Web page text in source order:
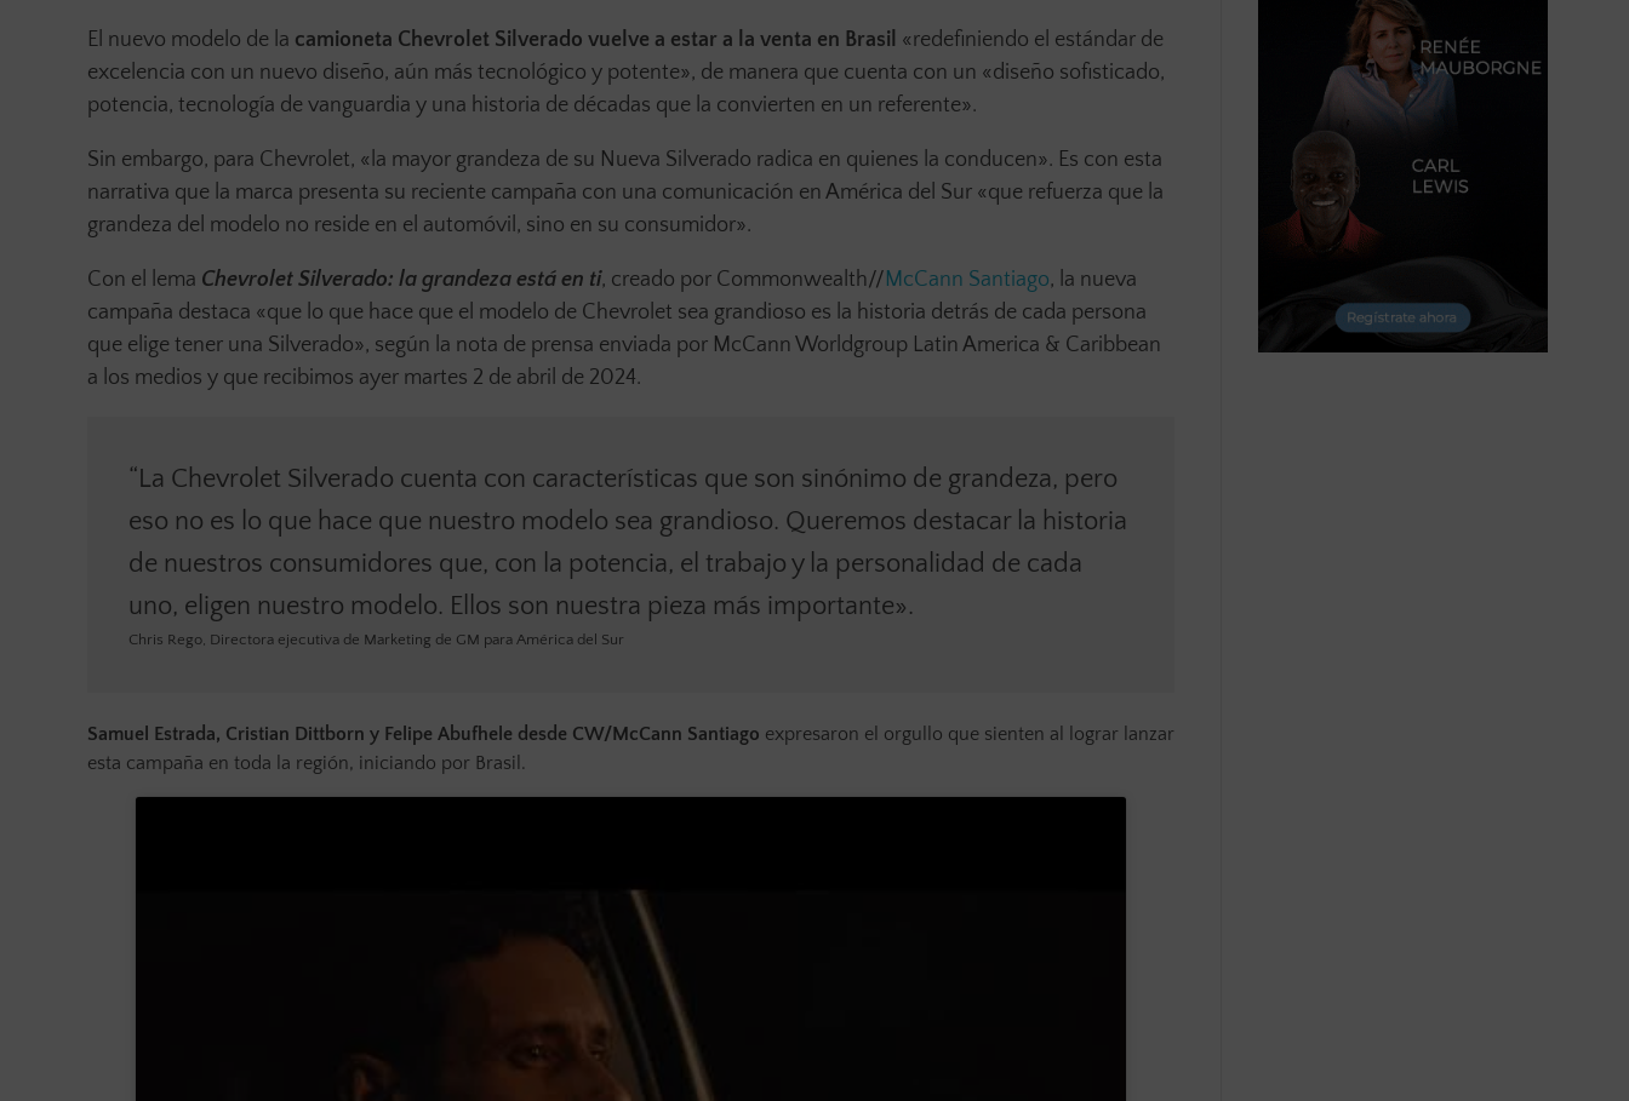
El nuevo modelo de la camioneta Chevrolet Silverado vuelve a estar a la venta en Brasil «redefiniendo el estándar de
excelencia con un nuevo diseño, aún más tecnológico y potente», de manera que cuenta con un «diseño sofisticado,
potencia, tecnología de vanguardia y una historia de décadas que la convierten en un referente».
Sin embargo, para Chevrolet, «la mayor grandeza de su Nueva Silverado radica en quienes la conducen». Es con esta
narrativa que la marca presenta su reciente campaña con una comunicación en América del Sur «que refuerza que la
grandeza del modelo no reside en el automóvil, sino en su consumidor».
Con el lema Chevrolet Silverado: la grandeza está en ti, creado por Commonwealth//McCann Santiago, la nueva
campaña destaca «que lo que hace que el modelo de Chevrolet sea grandioso es la historia detrás de cada persona
que elige tener una Silverado», según la nota de prensa enviada por McCann Worldgroup Latin America & Caribbean
a los medios y que recibimos ayer martes 2 de abril de 2024.
“La Chevrolet Silverado cuenta con características que son sinónimo de grandeza, pero
eso no es lo que hace que nuestro modelo sea grandioso. Queremos destacar la historia
de nuestros consumidores que, con la potencia, el trabajo y la personalidad de cada
uno, eligen nuestro modelo. Ellos son nuestra pieza más importante».
Chris Rego, Directora ejecutiva de Marketing de GM para América del Sur
Samuel Estrada, Cristian Dittborn y Felipe Abufhele desde CW/McCann Santiago expresaron el orgullo que sienten al lograr lanzar
esta campaña en toda la región, iniciando por Brasil.